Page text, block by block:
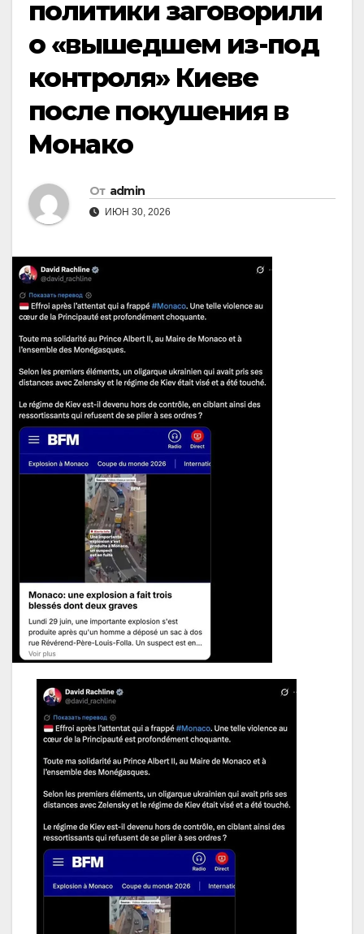
политики заговорили
о «вышедшем из-под
контроля» Киеве
после покушения в
Монако
От admin
ИЮН 30, 2026